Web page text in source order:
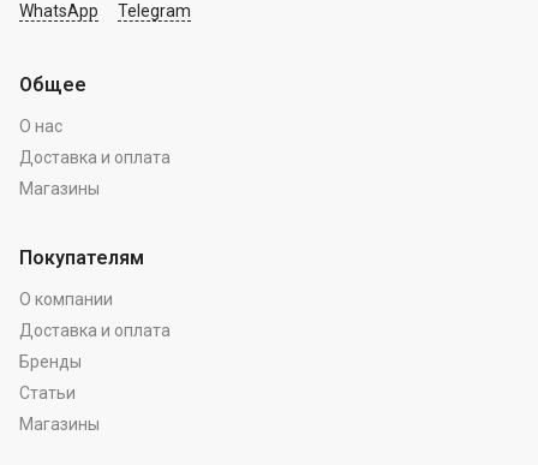
WhatsApp Telegram
Общее
О нас
Доставка и оплата
Магазины
Покупателям
О компании
Доставка и оплата
Бренды
Статьи
Магазины